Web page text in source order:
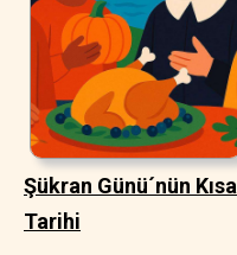
Şükran Günü´nün Kısa
Tarihi